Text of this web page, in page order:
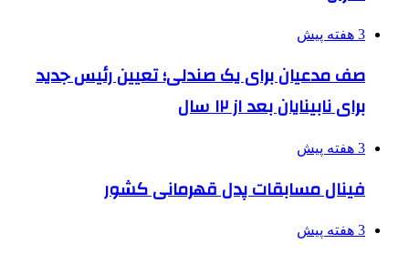
3 هفته پیش
صف مدعیان برای یک صندلی؛ تعیین رئیس جدید
برای نابینایان بعد از ۱۲ سال
3 هفته پیش
فینال مسابقات پدل قهرمانی کشور
3 هفته پیش